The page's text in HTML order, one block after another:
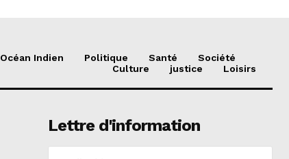
Océan Indien Politique Santé
Société
Culture
justice Loisirs
Lettre d'information